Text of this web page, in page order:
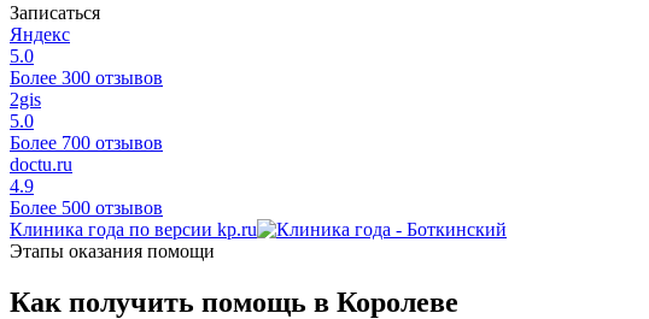
Записаться
Яндекс
5.0
Более 300 отзывов
2gis
5.0
Более 700 отзывов
doctu.ru
4.9
Более 500 отзывов
Клиника года по версии kp.ru
Этапы оказания помощи
Как получить помощь в Королеве